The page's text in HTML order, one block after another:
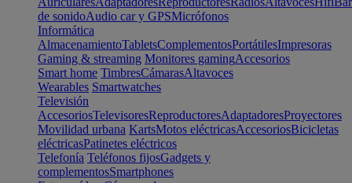
de sonidoAudio car y GPSMicrófonos
Informática
AlmacenamientoTabletsComplementosPortátilesImpresoras
Gaming & streaming Monitores gamingAccesorios
Smart home TimbresCámarasAltavoces
Wearables Smartwatches
Televisión
AccesoriosTelevisoresReproductoresAdaptadoresProyectores
Movilidad urbana KartsMotos eléctricasAccesoriosBicicletas
eléctricasPatinetes eléctricos
Telefonía Teléfonos fijosGadgets y
complementosSmartphones